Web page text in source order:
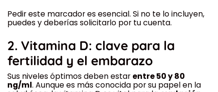
Pedir este marcador es esencial. Si no te lo incluyen,
puedes y deberías solicitarlo por tu cuenta.
2. Vitamina D: clave para la
fertilidad y el embarazo
Sus niveles óptimos deben estar entre 50 y 80
ng/ml. Aunque es más conocida por su papel en la